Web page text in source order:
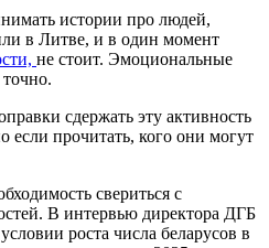
истории про людей,
в Литве, и в один момент
не стоит. Эмоциональные
сдержать эту активность
если прочитать, кого они могут
свериться с
В интервью директора ДГБ
роста числа беларусов в